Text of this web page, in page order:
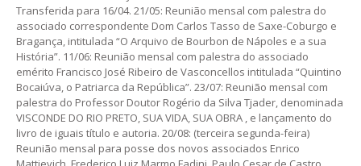
Transferida para 16/04. 21/05: Reunião mensal com palestra do
associado correspondente Dom Carlos Tasso de Saxe-Coburgo e
Bragança, intitulada “O Arquivo de Bourbon de Nápoles e a sua
História”. 11/06: Reunião mensal com palestra do associado
emérito Francisco José Ribeiro de Vasconcellos intitulada “Quintino
Bocaiúva, o Patriarca da República”. 23/07: Reunião mensal com
palestra do Professor Doutor Rogério da Silva Tjader, denominada
VISCONDE DO RIO PRETO, SUA VIDA, SUA OBRA , e lançamento do
livro de iguais título e autoria. 20/08: (terceira segunda-feira)
Reunião mensal para posse dos novos associados Enrico